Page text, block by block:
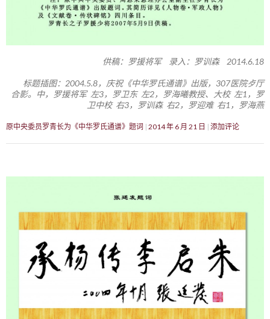
供稿：罗援将军 录入：罗训森 2014.6.18
标题插图：2004.5.8，庆祝《中华罗氏通谱》出版，307医院歺厅
合影。中，罗援将军 左3，罗卫东 左2，罗海曦教授、大校 左1，罗
卫中校 右3，罗训森 右2，罗迎难 右1，罗海燕
原中央委员罗青长为《中华罗氏通谱》题词 2014 年 6 月 21 日 添加评论